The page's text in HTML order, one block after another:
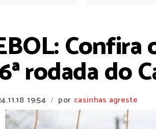
rodada do
19:54 / por casinhas agreste